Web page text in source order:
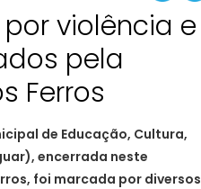
violência e
pela
Ferros
de Educação, Cultura,
encerrada neste
foi marcada por diversos